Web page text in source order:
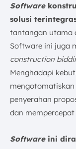
Software
solusi
tantangan utama
Software ini juga
construction
Menghadapi
penyerahan
dan
Softwareini